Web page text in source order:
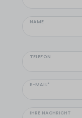
NAME
TELEFON
E-MAIL*
IHRE NACHRICHT